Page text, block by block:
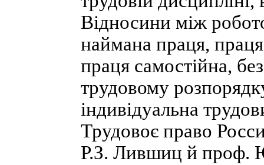
Відносини між
наймана праця, праця
праця самостійна,
трудовому
індивідуальна
Трудовоє право
Р.З. Лившиц й проф.